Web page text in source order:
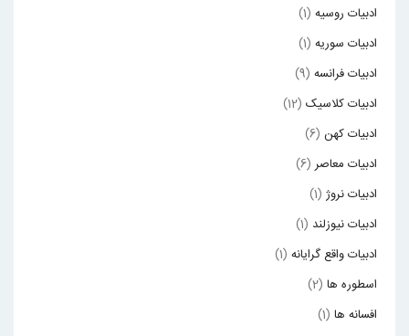
ادبیات روسیه (1)
ادبیات سوریه (1)
ادبیات فرانسه (9)
ادبیات کلاسیک (12)
ادبیات کهن (6)
ادبیات معاصر (6)
ادبیات نروژ (1)
ادبیات نیوزلند (1)
ادبیات واقع گرایانه (1)
اسطوره ها (2)
افسانه ها (1)